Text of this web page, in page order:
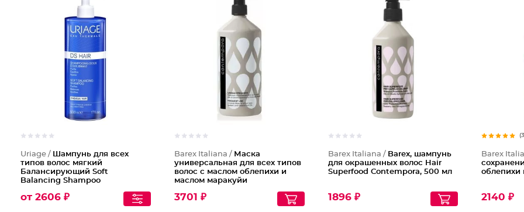
Uriage / Шампунь для всех
типов волос мягкий
Балансирующий Soft
Balancing Shampoo
от 2606 ₽
Barex Italiana / Маска
универсальная для всех типов
волос с маслом облепихи и
маслом маракуйи
3701 ₽
Barex Italiana / Barex, шампунь
для окрашенных волос Hair
Superfood Contempora, 500 мл
1896 ₽
Barex
облепихи
2140 ₽